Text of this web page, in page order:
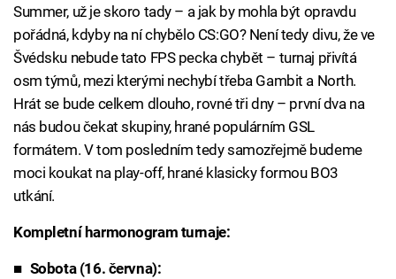
Summer, už je skoro tady – a jak by mohla být opravdu
pořádná, kdyby na ní chybělo CS:GO? Není tedy divu, že ve
Švédsku nebude tato FPS pecka chybět – turnaj přivítá
osm týmů, mezi kterými nechybí třeba Gambit a North.
Hrát se bude celkem dlouho, rovné tři dny – první dva na
nás budou čekat skupiny, hrané populárním GSL
formátem. V tom posledním tedy samozřejmě budeme
moci koukat na play-off, hrané klasicky formou BO3
utkání.
Kompletní harmonogram turnaje:
Sobota (16. června):